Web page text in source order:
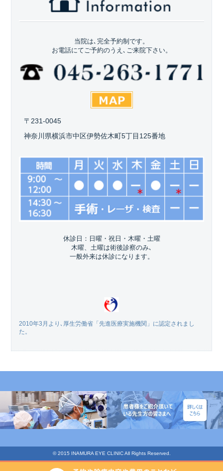
当院は､完全予約制です。
お電話にてご予約のうえ､ご来院下さい。
〒231-0045
神奈川県横浜市中区伊勢佐木町5丁目125番地
休診日：日曜・祝日・木曜・土曜
木曜、土曜は術後診察のみ､
一般外来は休診になります。
2010年3月より､厚生労働省「先進医療実施機関」に認定されまし
た。
© 2015 INAMURA EYE CLINIC All Rights Reserved.